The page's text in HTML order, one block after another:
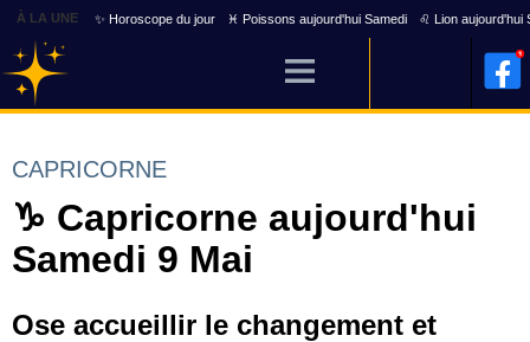
À LA UNE ✨ Horoscope du jour ♓ Poissons aujourd'hui Samedi ♌ Lion aujourd'hui
CAPRICORNE
♑ Capricorne aujourd'hui
Samedi 9 Mai
Ose accueillir le changement et